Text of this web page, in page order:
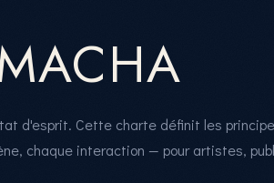
d'esprit. Cette charte définit les
chaque interaction — pour artistes,